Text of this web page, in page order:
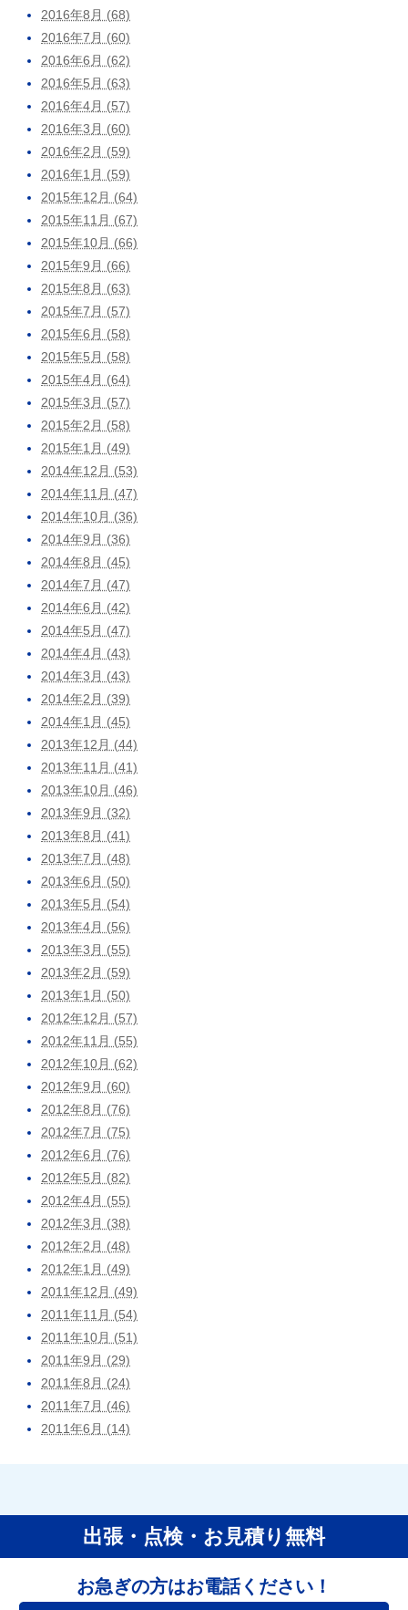
2016年8月 (68)
2016年7月 (60)
2016年6月 (62)
2016年5月 (63)
2016年4月 (57)
2016年3月 (60)
2016年2月 (59)
2016年1月 (59)
2015年12月 (64)
2015年11月 (67)
2015年10月 (66)
2015年9月 (66)
2015年8月 (63)
2015年7月 (57)
2015年6月 (58)
2015年5月 (58)
2015年4月 (64)
2015年3月 (57)
2015年2月 (58)
2015年1月 (49)
2014年12月 (53)
2014年11月 (47)
2014年10月 (36)
2014年9月 (36)
2014年8月 (45)
2014年7月 (47)
2014年6月 (42)
2014年5月 (47)
2014年4月 (43)
2014年3月 (43)
2014年2月 (39)
2014年1月 (45)
2013年12月 (44)
2013年11月 (41)
2013年10月 (46)
2013年9月 (32)
2013年8月 (41)
2013年7月 (48)
2013年6月 (50)
2013年5月 (54)
2013年4月 (56)
2013年3月 (55)
2013年2月 (59)
2013年1月 (50)
2012年12月 (57)
2012年11月 (55)
2012年10月 (62)
2012年9月 (60)
2012年8月 (76)
2012年7月 (75)
2012年6月 (76)
2012年5月 (82)
2012年4月 (55)
2012年3月 (38)
2012年2月 (48)
2012年1月 (49)
2011年12月 (49)
2011年11月 (54)
2011年10月 (51)
2011年9月 (29)
2011年8月 (24)
2011年7月 (46)
2011年6月 (14)
出張・点検・お見積り無料
お急ぎの方はお電話ください！